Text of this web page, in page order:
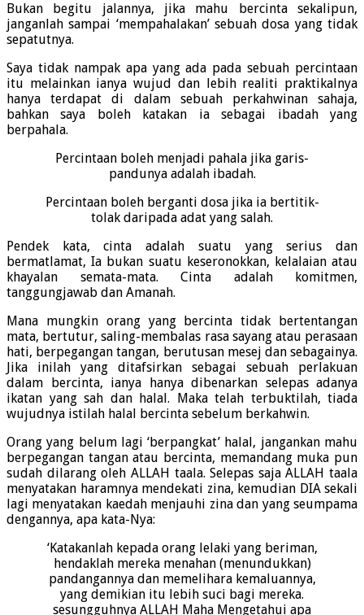
Bukan begitu jalannya, jika mahu bercinta sekalipun,
janganlah sampai ‘mempahalakan’ sebuah dosa yang tidak
sepatutnya.
Saya tidak nampak apa yang ada pada sebuah percintaan
itu melainkan ianya wujud dan lebih realiti praktikalnya
hanya terdapat di dalam sebuah perkahwinan sahaja,
bahkan saya boleh katakan ia sebagai ibadah yang
berpahala.
Percintaan boleh menjadi pahala jika garis-
pandunya adalah ibadah.
Percintaan boleh berganti dosa jika ia bertitik-
tolak daripada adat yang salah.
Pendek kata, cinta adalah suatu yang serius dan
bermatlamat, Ia bukan suatu keseronokkan, kelalaian atau
khayalan semata-mata. Cinta adalah komitmen,
tanggungjawab dan Amanah.
Mana mungkin orang yang bercinta tidak bertentangan
mata, bertutur, saling-membalas rasa sayang atau perasaan
hati, berpegangan tangan, berutusan mesej dan sebagainya.
Jika inilah yang ditafsirkan sebagai sebuah perlakuan
dalam bercinta, ianya hanya dibenarkan selepas adanya
ikatan yang sah dan halal. Maka telah terbuktilah, tiada
wujudnya istilah halal bercinta sebelum berkahwin.
Orang yang belum lagi ‘berpangkat’ halal, jangankan mahu
berpegangan tangan atau bercinta, memandang muka pun
sudah dilarang oleh ALLAH taala. Selepas saja ALLAH taala
menyatakan haramnya mendekati zina, kemudian DIA sekali
lagi menyatakan kaedah menjauhi zina dan yang seumpama
dengannya, apa kata-Nya:
‘Katakanlah kepada orang lelaki yang beriman,
hendaklah mereka menahan (menundukkan)
pandangannya dan memelihara kemaluannya,
yang demikian itu lebih suci bagi mereka.
sesungguhnya ALLAH Maha Mengetahui apa